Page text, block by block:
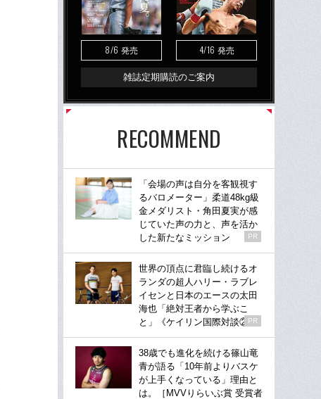
8/6 発売 4/16 発売
雑誌定期購読のご案内
RECOMMEND
「会場の声は自分を客観視す
るバロメーター」柔道48kg級
金メダリスト・角田夏実が感
じていた声の力と、声を活か
した新たなミッション
PR
世界の頂点に君臨し続けるオ
ランダの超人ハリー・ラブレ
イセンと日本のエースの太田
海也「絶対王者から学ぶこ
と」《ケイリン国際対談②》
PR
38歳でも進化を続ける篠山竜
青が語る「10年前よりバスケ
が上手くなっている」理由と
は。［MVVりらいぶ賞 受賞者